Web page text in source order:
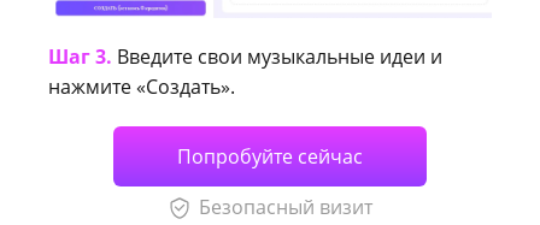
Шаг 3. Введите свои музыкальные идеи и
нажмите «Создать».
Попробуйте сейчас
Безопасный визит